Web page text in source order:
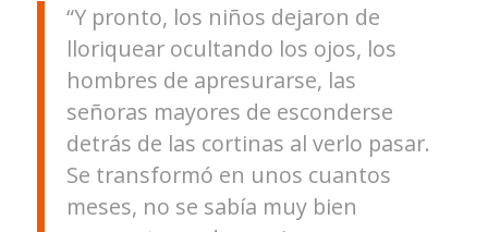
“Y pronto, los niños dejaron de
lloriquear ocultando los ojos, los
hombres de apresurarse, las
señoras mayores de esconderse
detrás de las cortinas al verlo pasar.
Se transformó en unos cuantos
meses, no se sabía muy bien